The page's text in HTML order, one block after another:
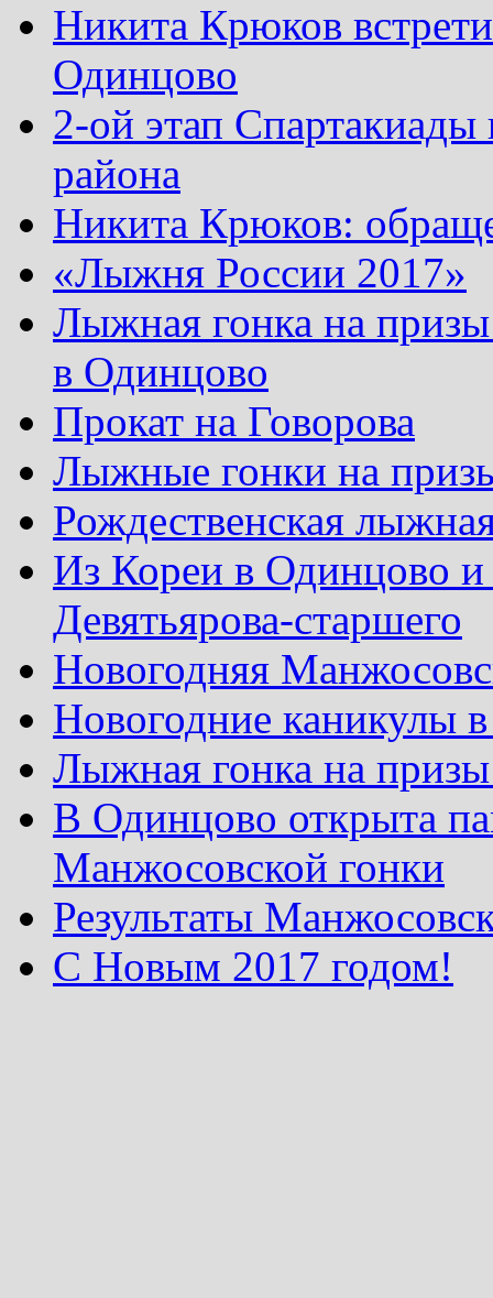
Никита Крюков
Одинцово
2-ой этап
района
Никита Крюков:
«Лыжня России 2017»
Лыжная гонка на
в Одинцово
Прокат на Говорова
Лыжные гонки на
Рождественская
Из Кореи в Одинцово
Девятьярова-старшего
Новогодняя
Новогодние каникулы
Лыжная гонка на
В Одинцово открыта
Манжосовской гонки
Результаты
С Новым 2017 годом!